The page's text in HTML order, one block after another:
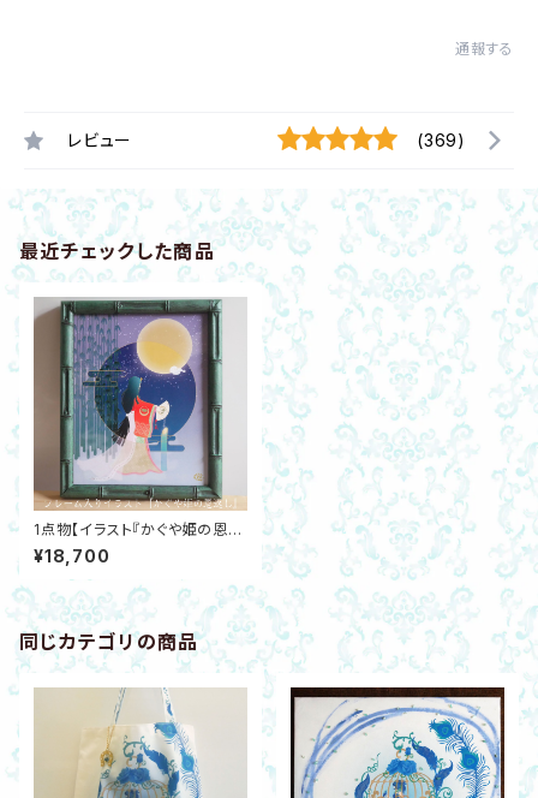
通報する
レビュー (369)
最近チェックした商品
1点物【イラスト『かぐや姫の恩返
し』＆かぐや姫の満月塩】天然石
付きフレーム 遠野の霊石 富士
溶岩 開運アート
¥18,700
同じカテゴリの商品